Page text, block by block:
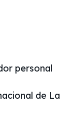
personal
de La